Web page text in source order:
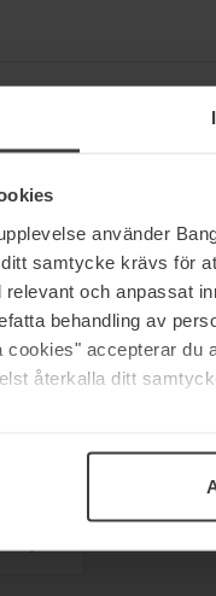
använder
samtycke krävs för
och anpassat
behandling av
accepterar du
återkalla ditt
er et brand, der
efterlader orange
og som giver en